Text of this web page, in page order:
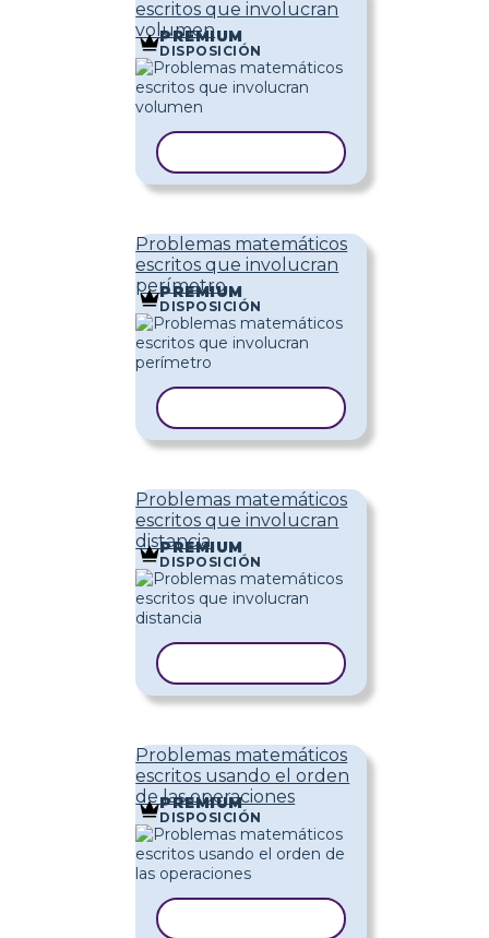
escritos que involucran
volumen
PREMIUM
DISPOSICIÓN
Problemas matemáticos
escritos que involucran
perímetro
PREMIUM
DISPOSICIÓN
Problemas matemáticos
escritos que involucran
distancia
PREMIUM
DISPOSICIÓN
Problemas matemáticos
escritos usando el orden
de las operaciones
PREMIUM
DISPOSICIÓN